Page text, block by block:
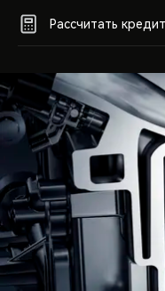
Рассчитать кредит